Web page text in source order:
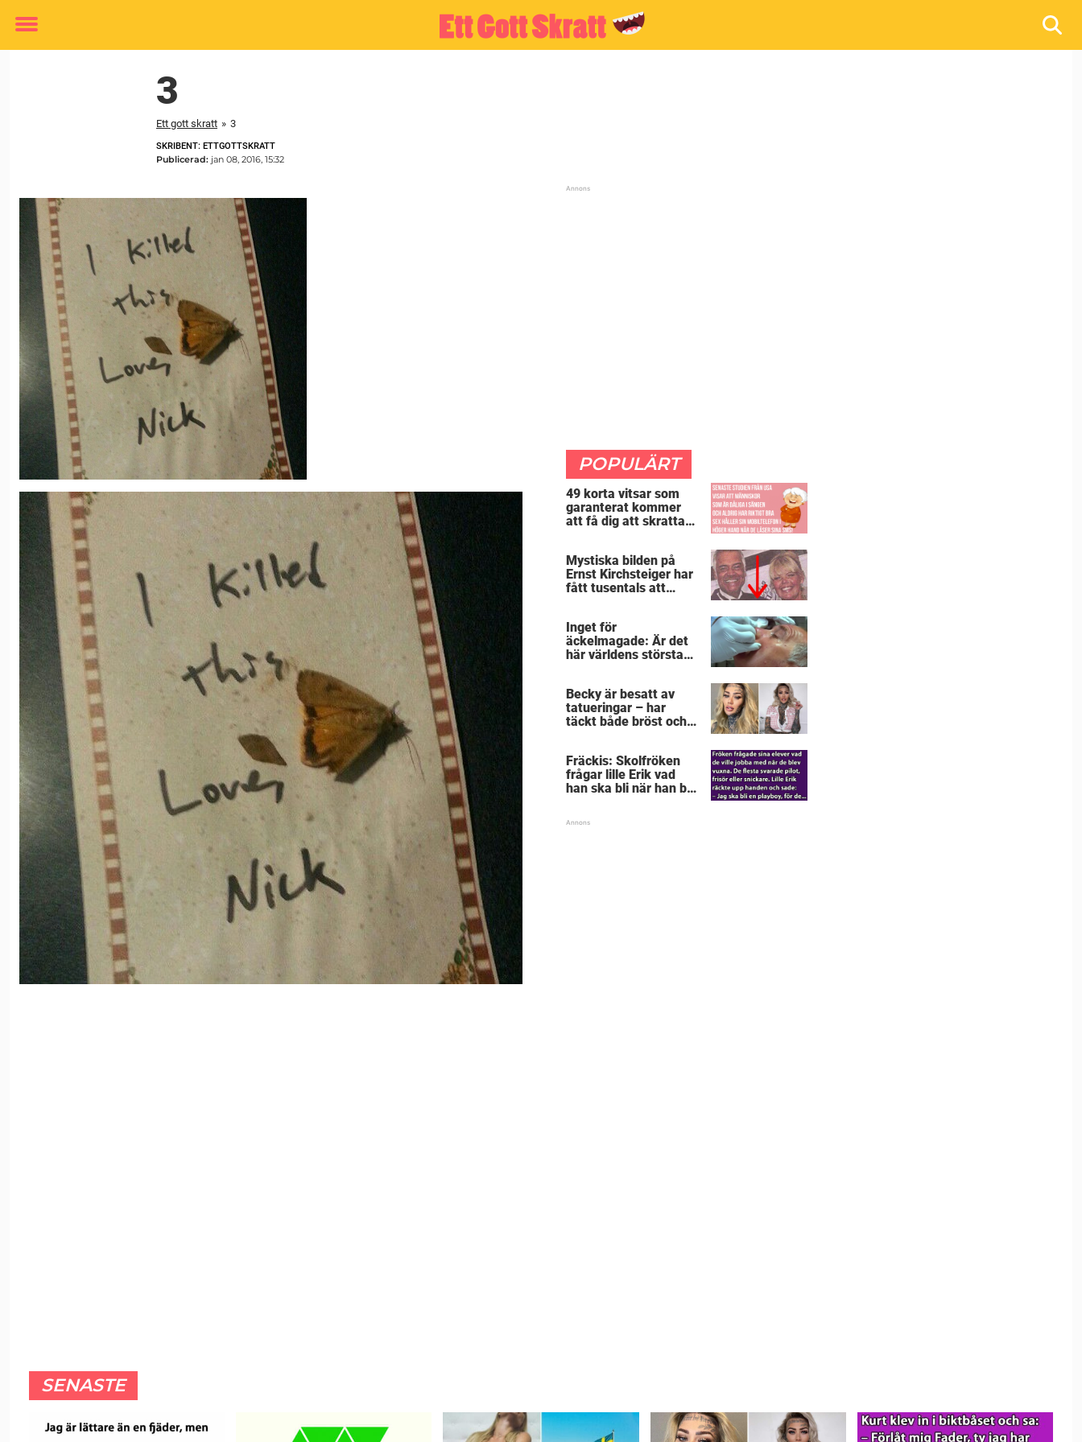
Toggle
3
Ett gott skratt » 3
SKRIBENT: ETTGOTTSKRATT
Publicerad: jan 08, 2016, 15:32
POPULÄRT
49 korta vitsar som
garanterat kommer
att få dig att skratta
Mystiska bilden på
Ernst Kirchsteiger har
fått tusentals att
Inget för
äckelmagade: Är det
här världens största
Becky är besatt av
tatueringar – har
täckt både bröst och
Fräckis: Skolfröken
frågar lille Erik vad
han ska bli när han blir
SENASTE